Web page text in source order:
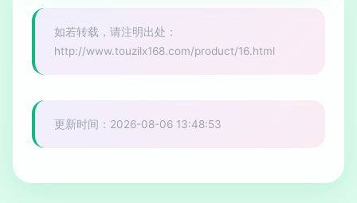
如若转载，请注明出处：
http://www.touzilx168.com/product/16.html
更新时间：2026-08-06 13:48:53